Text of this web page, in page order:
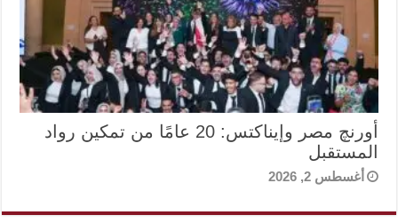
أورنچ مصر وإيناكتس: 20 عامًا من تمكين رواد
المستقبل
أغسطس 2, 2026